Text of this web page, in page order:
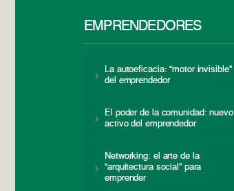
EMPRENDEDORES
La autoeficacia: “motor invisible”
del emprendedor
El poder de la comunidad: nuevo
activo del emprendedor
Networking: el arte de la
“arquitectura social” para
emprender